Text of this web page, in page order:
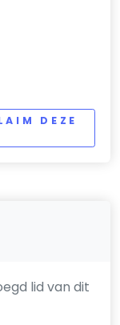
DEZE
lid van dit